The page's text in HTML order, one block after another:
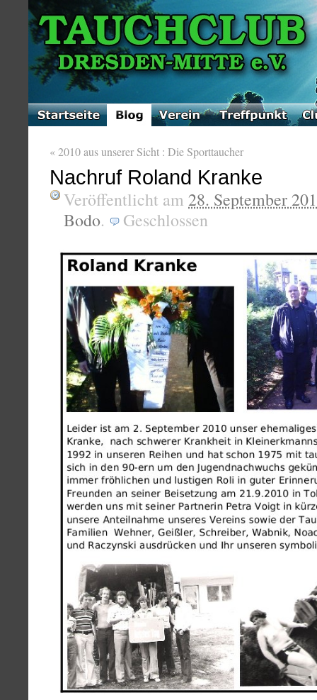
«2010 aus unserer Sicht : Die Sporttaucher
Nachruf Roland Kranke
Veröffentlicht am 28. September
Bodo. Geschlossen